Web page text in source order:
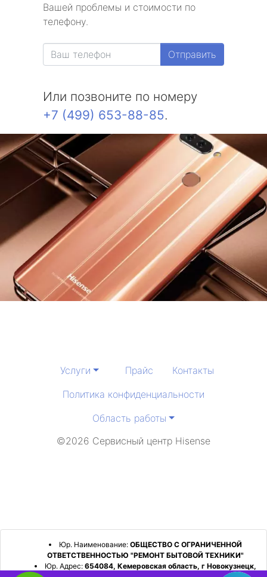
Вашей проблемы и стоимости по
телефону.
Отправить
Или позвоните по номеру
+7 (499) 653-88-85.
Услуги Прайс
Контакты
Политика конфиденциальности
Область работы
©2026 Сервисный центр Hisense
Юр. Наименование: ОБЩЕСТВО С ОГРАНИЧЕННОЙ
ОТВЕТСТВЕННОСТЬЮ "РЕМОНТ БЫТОВОЙ ТЕХНИКИ"
Юр. Адрес: 654084, Кемеровская область, г Новокузнецк,